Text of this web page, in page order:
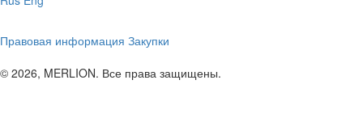
Правовая информация Закупки
© 2026, MERLION. Все права защищены.